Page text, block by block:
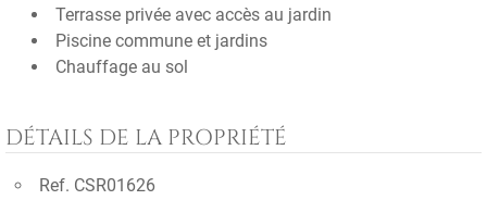
Terrasse privée avec accès au jardin
Piscine commune et jardins
Chauffage au sol
DÉTAILS DE LA PROPRIÉTÉ
Ref. CSR01626